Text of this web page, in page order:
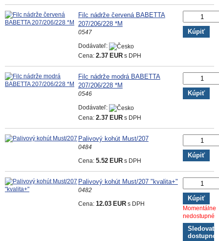
Filc nádrže červená BABETTA
207/206/228 *M
0547
Dodávateľ:
Cena: 2.37 EURs DPH
Kúpiť
Filc nádrže modrá BABETTA
207/206/228 *M
0546
Dodávateľ:
Cena: 2.37 EURs DPH
Kúpiť
Palivový kohút Must/207
0484
Cena: 5.52 EURs DPH
Kúpiť
Palivový kohút Must/207 "kvalita+"
0482
Cena: 12.03 EURs DPH
Kúpiť
Momentálne
nedostupné
Sledovať